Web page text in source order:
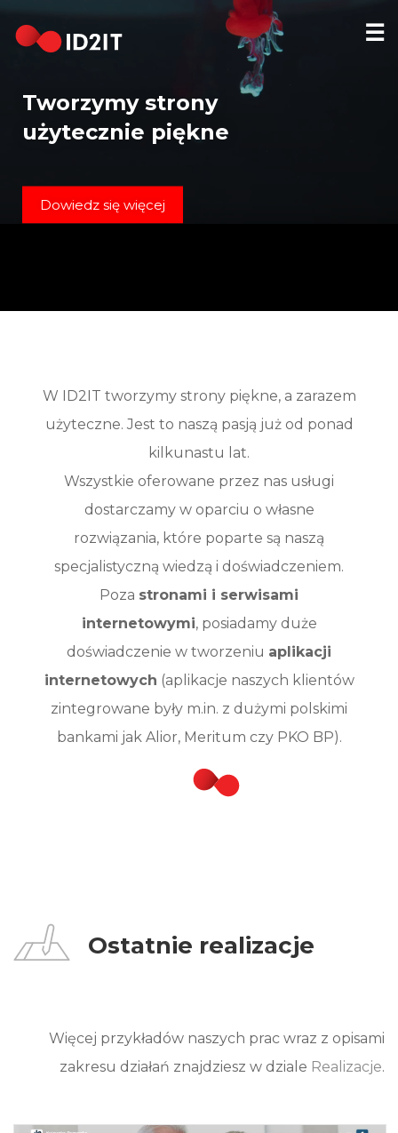
REALIZACJE
DOMENY
KONTAKT
☰
Tworzymy strony
użytecznie piękne
Dowiedz się więcej
W ID2IT tworzymy strony piękne, a zarazem
użyteczne. Jest to naszą pasją już od ponad
kilkunastu lat.
Wszystkie oferowane przez nas usługi
dostarczamy w oparciu o własne
rozwiązania, które poparte są naszą
specjalistyczną wiedzą i doświadczeniem.
Poza stronami i serwisami
internetowymi, posiadamy duże
doświadczenie w tworzeniu aplikacji
internetowych (aplikacje naszych klientów
zintegrowane były m.in. z dużymi polskimi
bankami jak Alior, Meritum czy PKO BP).
Ostatnie realizacje
Więcej przykładów naszych prac wraz z opisami
zakresu działań znajdziesz w dziale Realizacje.